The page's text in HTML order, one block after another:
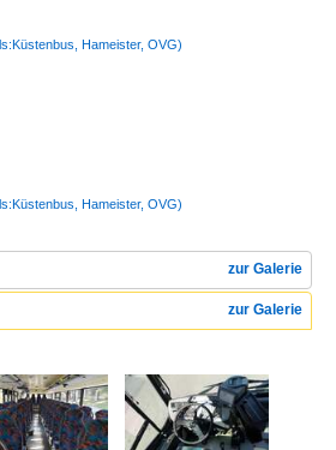
Hameister, OVG)
Hameister, OVG)
zur Galerie
zur Galerie